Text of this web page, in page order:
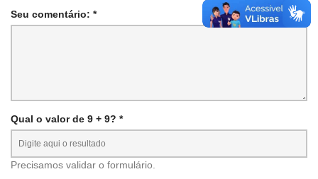
Seu comentário: *
Qual o valor de 9 + 9? *
Precisamos validar o formulário.